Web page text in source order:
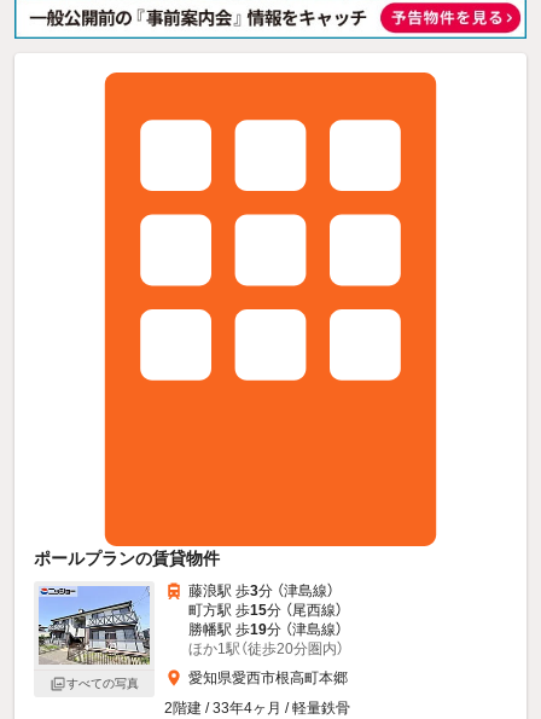
ポールプランの賃貸物件
すべての写真
藤浪駅 歩3分 （津島線）
町方駅 歩15分 （尾西線）
勝幡駅 歩19分 （津島線）
ほか1駅（徒歩20分圏内）
愛知県愛西市根高町本郷
2階建 / 33年4ヶ月 / 軽量鉄骨